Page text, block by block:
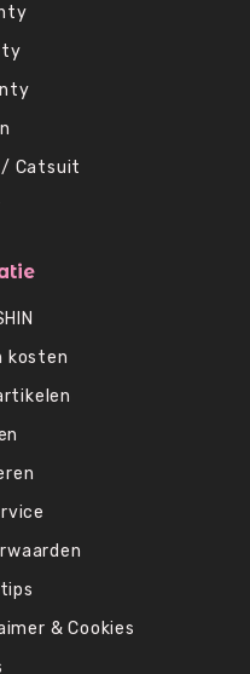
/ Catsuit
kosten
& Cookies